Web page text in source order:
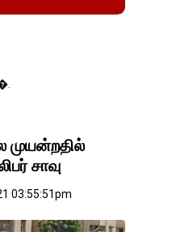
முயன்றதில்
சாவு
03:55:51pm